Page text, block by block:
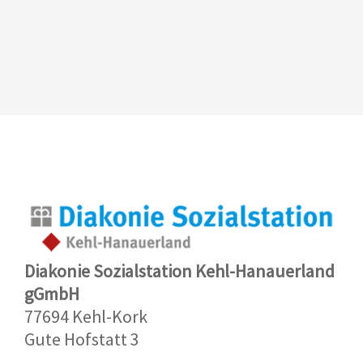
Diakonie Sozialstation Kehl-Hanauerland
gGmbH
77694 Kehl-Kork
Gute Hofstatt 3